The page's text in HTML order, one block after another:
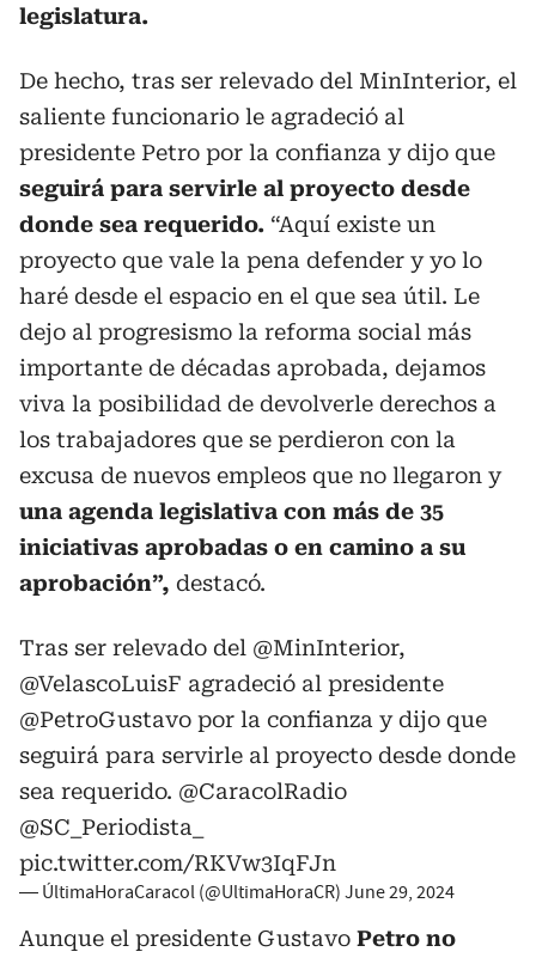
legislatura.
De hecho, tras ser relevado del MinInterior, el
saliente funcionario le agradeció al
presidente Petro por la confianza y dijo que
seguirá para servirle al proyecto desde
donde sea requerido. “Aquí existe un
proyecto que vale la pena defender y yo lo
haré desde el espacio en el que sea útil. Le
dejo al progresismo la reforma social más
importante de décadas aprobada, dejamos
viva la posibilidad de devolverle derechos a
los trabajadores que se perdieron con la
excusa de nuevos empleos que no llegaron y
una agenda legislativa con más de 35
iniciativas aprobadas o en camino a su
aprobación”, destacó.
Tras ser relevado del @MinInterior,
@VelascoLuisF agradeció al presidente
@PetroGustavo por la confianza y dijo que
seguirá para servirle al proyecto desde donde
sea requerido. @CaracolRadio
@SC_Periodista_
pic.twitter.com/RKVw3IqFJn
— ÚltimaHoraCaracol (@UltimaHoraCR) June 29, 2024
Aunque el presidente Gustavo Petro no